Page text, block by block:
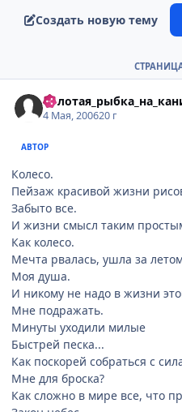
Создать новую тему
4 Мая, 200620 г
АВТОР
Колесо.
Пейзаж красивой жизни
Забыто все.
И жизни смысл таким
Как колесо.
Мечта рвалась, ушла за
Моя душа.
И никому не надо в жизни
Мне подражать.
Минуты уходили милые
Быстрей песка...
Как поскорей собраться с
Мне для броска?
Как сложно в мире все, что